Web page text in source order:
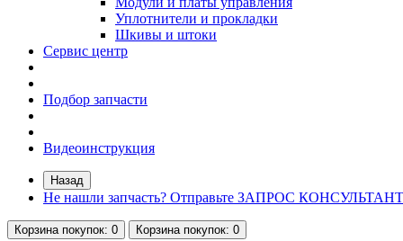
Уплотнители и прокладки
Шкивы и штоки
Сервис центр
Подбор запчасти
Видеоинструкция
Назад
Не нашли запчасть? Отправьте ЗАПРОС
Корзинапокупок: 0 Корзинапокупок: 0